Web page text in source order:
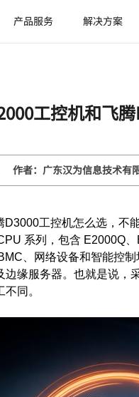
产品服务 解决方案
工控机和飞
作者：广东汉为信息技术有
工控机怎么选，不
系列，包含 E2000Q
、网络设备和智能控
缘服务器。也就是说，
同。